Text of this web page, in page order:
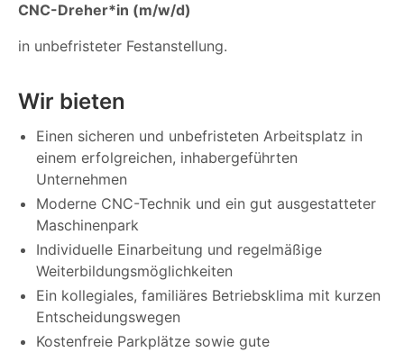
CNC-Dreher*in (m/w/d)
in unbefristeter Festanstellung.
Wir bieten
Einen sicheren und unbefristeten Arbeitsplatz in
einem erfolgreichen, inhabergeführten
Unternehmen
Moderne CNC-Technik und ein gut ausgestatteter
Maschinenpark
Individuelle Einarbeitung und regelmäßige
Weiterbildungsmöglichkeiten
Ein kollegiales, familiäres Betriebsklima mit kurzen
Entscheidungswegen
Kostenfreie Parkplätze sowie gute